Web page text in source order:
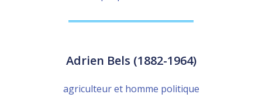
Adrien Bels (1882-1964)
agriculteur et homme politique